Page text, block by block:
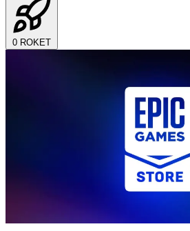
0 ROKET